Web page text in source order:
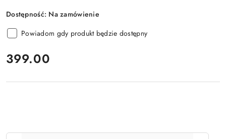
Dostępność: Na zamówienie
Powiadom gdy produkt będzie dostępny
cena:
399.00